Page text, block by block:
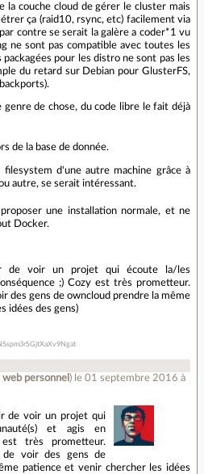
la couche cloud de gérer le cluster mais
ça (raid10, rsync, etc) facilement via
contre se serait la galère a coder*1 vu
ne sont pas compatible avec toutes les
pour les distro ne sont pas les
du retard sur Debian pour GlusterFS,
de chose, du code libre le fait déjà
de la base de donnée.
d'une autre machine grâce à
autre, se serait intéressant.
une installation normale, et ne
Docker.
de voir un projet qui écoute la/les
;) Cozy est très prometteur.
des gens de owncloud prendre la même
idées des gens)
web personnel ) le 01 septembre 2016 à
de voir un projet qui
et agis en
est très prometteur.
de voir des gens de
patience et venir chercher les idées